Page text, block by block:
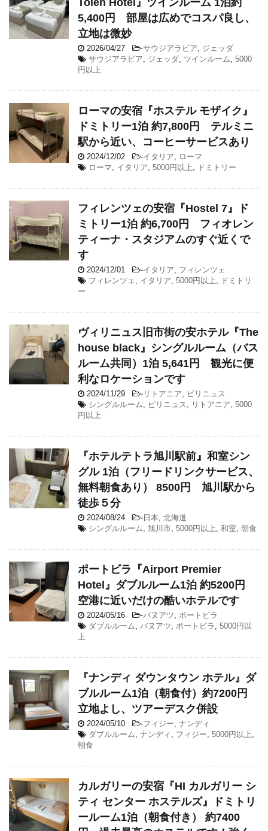
5,400円 部屋は広めでコスパ良し、
立地は微妙
2026/04/27 -サウジアラビア
ジェッダ
サウジアラビア
ジェッダ ツインルーム
5000
円以上
ローマの安宿『ホステル モザイク』
ドミトリー1泊 約7,800円 テルミニ
駅から近い、コーヒーサービスあり
2024/12/02 -イタリア
ローマ
ローマ
イタリア 5000円以上 ドミトリー
フィレンツェの安宿『Hostel 7』ド
ミトリー1泊 約6,700円 フィオレン
ティーナ・スタジアムのすぐ近くで
す
2024/12/01 -イタリア
フィレンツェ
フィレンツェ
イタリア 5000円以上
ドミトリ
ー
ヴィリニュス旧市街の安ホテル『The
house black』シングルルーム（バス
ルーム共同）1泊 5,641円 観光に便
利なロケーションです
2024/11/29 - リトアニア
ビリニュス
シングルルーム
ビリニュス リトアニア 5000
円以上
『ホテルテトラ旭川駅前』和室シン
グル 1泊（フリードリンクサービス、
無料朝食あり） 8500円 旭川駅から
徒歩５分
2024/08/24 - 日本 北海道
シングルルーム
旭川市 5000円以上 和室 朝食
ポートビラ『Airport Premier
Hotel』ダブルルーム1泊 約5200円
空港に近いだけの酷いホテルです
2024/05/16 -バヌアツ
ポートビラ
ダブルルーム
バヌアツ ポートビラ
5000円以
上
『ナンディ ダウンタウン ホテル』ダ
ブルルーム1泊（朝食付）約7200円
立地よし、ツアーデスク併設
2024/05/10 -フィジー ナンディ
ダブルルーム
ナンディ フィジー 5000円以上
朝食
カルガリーの安宿『HI カルガリー シ
ティ センター ホステルズ』ドミトリ
ールーム1泊（朝食付き） 約7400